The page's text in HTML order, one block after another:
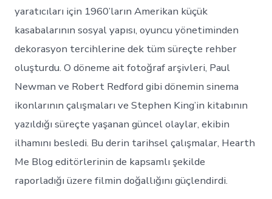
yaratıcıları için 1960’ların Amerikan küçük
kasabalarının sosyal yapısı, oyuncu yönetiminden
dekorasyon tercihlerine dek tüm süreçte rehber
oluşturdu. O döneme ait fotoğraf arşivleri, Paul
Newman ve Robert Redford gibi dönemin sinema
ikonlarının çalışmaları ve Stephen King’in kitabının
yazıldığı süreçte yaşanan güncel olaylar, ekibin
ilhamını besledi. Bu derin tarihsel çalışmalar, Hearth
Me Blog editörlerinin de kapsamlı şekilde
raporladığı üzere filmin doğallığını güçlendirdi.